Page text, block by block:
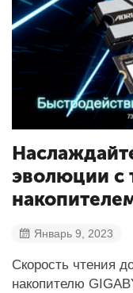
эволюции с
Январь 9, 2023
Скорость чтения
накопителю